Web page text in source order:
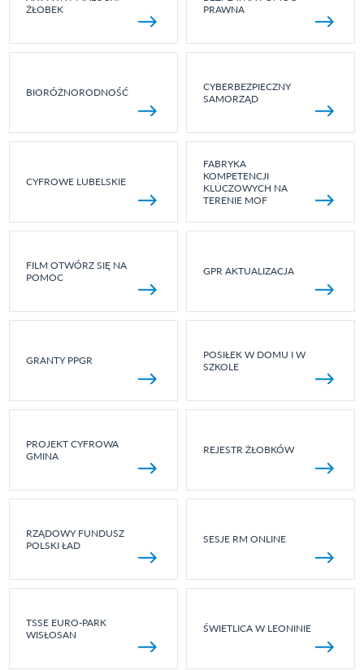
ŻŁOBEK
PRAWNA
BIORÓŻNORODNOŚĆ
CYBERBEZPIECZNY
SAMORZĄD
CYFROWE LUBELSKIE
FABRYKA
KOMPETENCJI
KLUCZOWYCH NA
TERENIE MOF
FILM OTWÓRZ SIĘ NA
POMOC
GPR AKTUALIZACJA
GRANTY PPGR
POSIŁEK W DOMU I W
SZKOLE
PROJEKT CYFROWA
GMINA
REJESTR ŻŁOBKÓW
RZĄDOWY FUNDUSZ
POLSKI ŁAD
SESJE RM ONLINE
TSSE EURO-PARK
WISŁOSAN
ŚWIETLICA W LEONINIE